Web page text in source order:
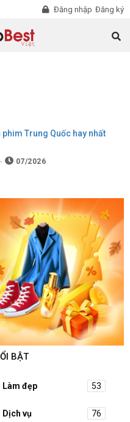
Đăng nhập Đăng ký
phim Trung Quốc hay nhất
07/2026
BẬT
Làm đẹp 53
Dịch vụ 76